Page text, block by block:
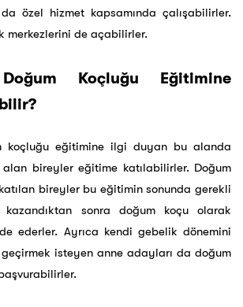
özel hizmet kapsamında çalışabilirler.
merkezlerini de açabilirler.
Doğum Koçluğu Eğitimine
koçluğu eğitimine ilgi duyan bu alanda
bireyler eğitime katılabilirler. Doğum
bireyler bu eğitimin sonunda gerekli
sonra doğum koçu olarak
ederler. Ayrıca kendi gebelik dönemini
geçirmek isteyen anne adayları da doğum